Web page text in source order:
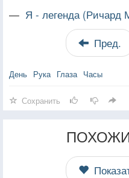
— Я - легенда (Ричард
Пред.
День Рука Глаза Часы
Сохранить